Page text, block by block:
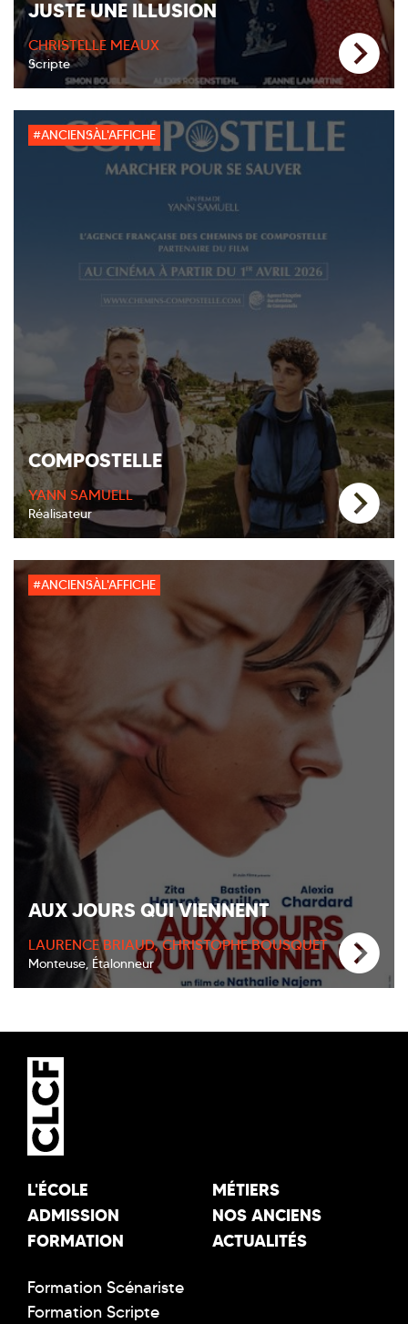
JUSTE UNE ILLUSION
CHRISTELLE MEAUX
Scripte
#ANCIENSÀL'AFFICHE
COMPOSTELLE
YANN SAMUELL
Réalisateur
#ANCIENSÀL'AFFICHE
AUX JOURS QUI VIENNENT
LAURENCE BRIAUD, CHRISTOPHE BOUSQUET
Monteuse, Étalonneur
L'ÉCOLE
ADMISSION
FORMATION
MÉTIERS
NOS ANCIENS
ACTUALITÉS
Formation Scénariste
Formation Scripte